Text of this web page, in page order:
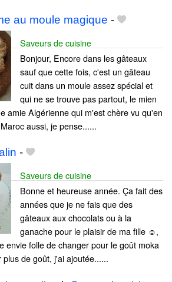
au moule magique -
Saveurs de cuisine
Bonjour, Encore dans les gâteaux
sauf que cette fois, c'est un gâteau
cuit dans un moule assez spécial et
qui ne se trouve pas partout, le mien
amie Algérienne qui m'est chère vu qu'en
aussi, je pense......
-
Saveurs de cuisine
Bonne et heureuse année. Ça fait des
années que je ne fais que des
gâteaux aux chocolats ou à la
ganache pour le plaisir de ma fille ☺,
envie folle de changer pour le goût moka
de goût, j'ai ajoutée......